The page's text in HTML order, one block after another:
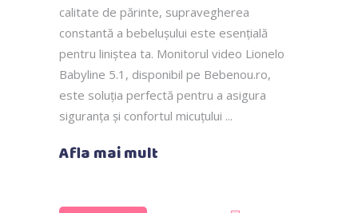
calitate de părinte, supravegherea
constantă a bebelușului este esențială
pentru liniștea ta. Monitorul video Lionelo
Babyline 5.1, disponibil pe Bebenou.ro,
este soluția perfectă pentru a asigura
siguranța și confortul micuțului
Afla mai mult